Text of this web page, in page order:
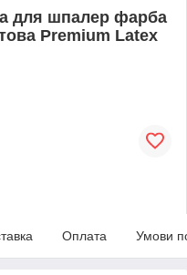
для шпалер фарба
Premium Latex
Оплата Умови